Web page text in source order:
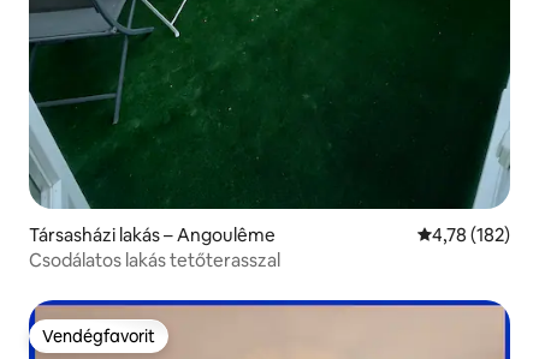
Társasházi lakás – Angoulême Átlagos
4,78 (182)
Csodálatos lakás tetőterasszal
Vendégfavorit
Vendégfavorit